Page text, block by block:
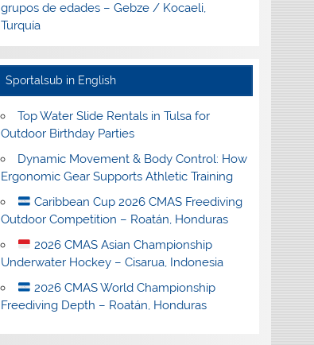
grupos de edades – Gebze / Kocaeli,
Turquía
Sportalsub in English
Top Water Slide Rentals in Tulsa for
Outdoor Birthday Parties
Dynamic Movement & Body Control: How
Ergonomic Gear Supports Athletic Training
Caribbean Cup 2026 CMAS Freediving
Outdoor Competition – Roatán, Honduras
2026 CMAS Asian Championship
Underwater Hockey – Cisarua, Indonesia
2026 CMAS World Championship
Freediving Depth – Roatán, Honduras